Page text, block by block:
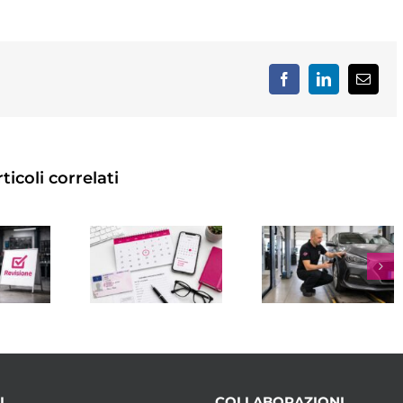
FacebookLinkedInEmail
correlatiREVISIONE
BOLOGNA:
DOVE
FARLA,
COME
E COSA
REVISIONE
SCADUTA:
IMPORTO,
SANZIONI
AGIRE